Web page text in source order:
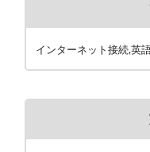
インターネット接続,英